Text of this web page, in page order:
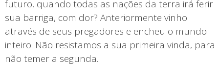
futuro, quando todas as nações da terra irá ferir
sua barriga, com dor? Anteriormente vinho
através de seus pregadores e encheu o mundo
inteiro. Não resistamos a sua primeira vinda, para
não temer a segunda.